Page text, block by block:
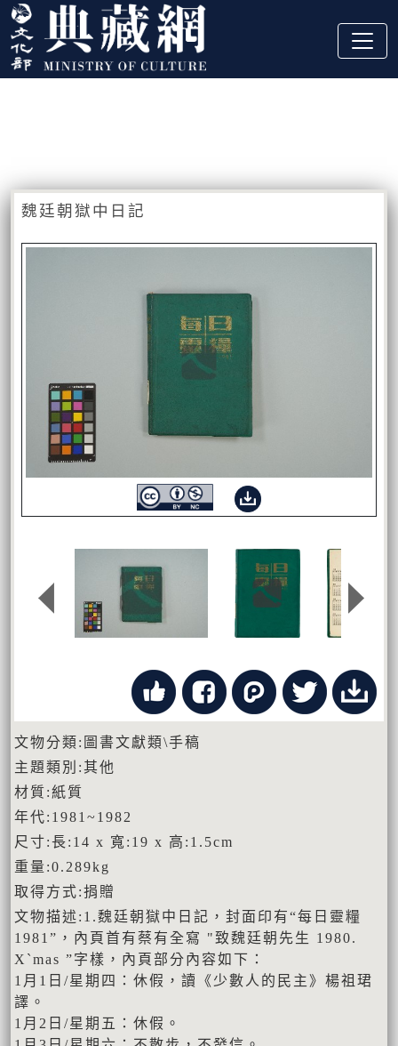
跳到主要內容
:::
魏廷朝獄中日記
文物分類:圖書文獻類\手稿
主題類別:其他
材質:紙質
年代:1981~1982
尺寸:長:14 x 寬:19 x 高:1.5cm
重量:0.289kg
取得方式:捐贈
文物描述:1.魏廷朝獄中日記，封面印有“每日靈糧
1981”，內頁首有蔡有全寫 "致魏廷朝先生 1980.
X`mas ”字樣，內頁部分內容如下：
1月1日/星期四：休假，讀《少數人的民主》楊祖珺
譯。
1月2日/星期五：休假。